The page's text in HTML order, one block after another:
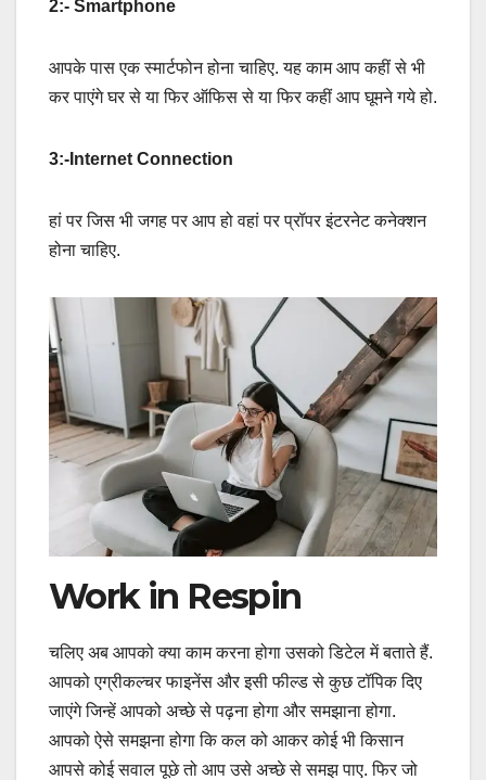
2:- Smartphone
आपके पास एक स्मार्टफोन होना चाहिए. यह काम आप कहीं से भी
कर पाएंगे घर से या फिर ऑफिस से या फिर कहीं आप घूमने गये हो.
3:-Internet Connection
हां पर जिस भी जगह पर आप हो वहां पर प्रॉपर इंटरनेट कनेक्शन
होना चाहिए.
Work in Respin
चलिए अब आपको क्या काम करना होगा उसको डिटेल में बताते हैं.
आपको एग्रीकल्चर फाइनेंस और इसी फील्ड से कुछ टॉपिक दिए
जाएंगे जिन्हें आपको अच्छे से पढ़ना होगा और समझाना होगा.
आपको ऐसे समझना होगा कि कल को आकर कोई भी किसान
आपसे कोई सवाल पूछे तो आप उसे अच्छे से समझ पाए. फिर जो